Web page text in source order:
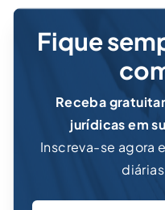
Fique
Receba
jurídicas em
Inscreva-se agora